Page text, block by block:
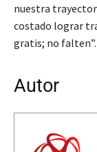
nuestra
costado lograr
gratis; no falten”.
Autor